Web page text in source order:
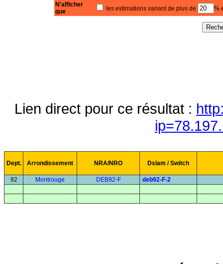
N'afficher
que
les estimations variant de plus de %
Lien direct pour ce résultat :
Dept. Arrondissement NRA/NRO Dslam / Switch
92 Montrouge DEB92-F deb92-F-2